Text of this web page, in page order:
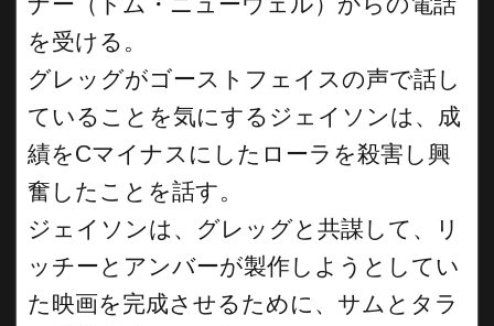
を受ける。
グレッグがゴーストフェイスの声で話し
ていることを気にするジェイソンは、成
績をCマイナスにしたローラを殺害し興
奮したことを話す。
ジェイソンは、グレッグと共謀して、リ
ッチーとアンバーが製作しようとしてい
た映画を完成させるために、サムとタラ